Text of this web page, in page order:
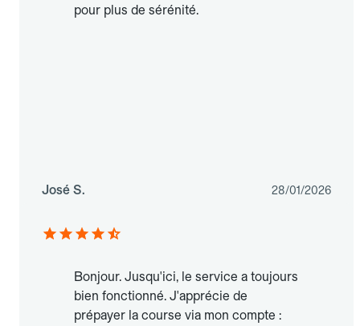
pour plus de sérénité.
José S. 28/01/2026
Bonjour. Jusqu'ici, le service a toujours
bien fonctionné. J'apprécie de
prépayer la course via mon compte :